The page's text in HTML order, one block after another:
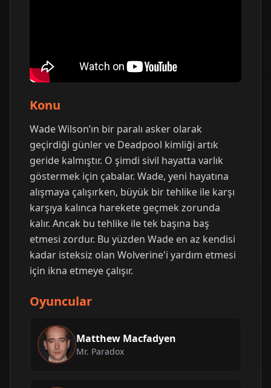
Konu
Wade Wilson’ın bir paralı asker olarak
geçirdiği günler ve Deadpool kimliği artık
geride kalmıştır. O şimdi sivil hayatta varlık
göstermek için çabalar. Wade, yeni hayatına
alışmaya çalışırken, büyük bir tehlike ile karşı
karşıya kalınca harekete geçmek zorunda
kalır. Ancak bu tehlike ile tek başına baş
etmesi zordur. Bu yüzden Wade en az kendisi
kadar isteksiz olan Wolverine'i yardım etmesi
için ikna etmeye çalışır.
Oyuncular
Matthew Macfadyen
Mr. Paradox